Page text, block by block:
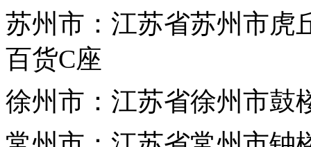
苏州市：江苏省苏州市虎
百货C座
徐州市：江苏省徐州市鼓